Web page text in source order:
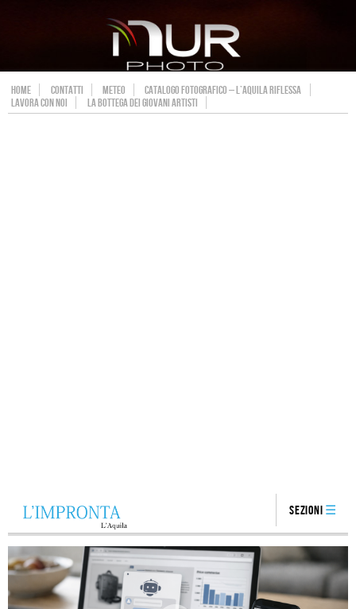
HOME CONTATTI METEO
CATALOGO FOTOGRAFICO – L’AQUILA RIFLESSA
LAVORA CON NOI
LA BOTTEGA DEI GIOVANI ARTISTI
Sezioni